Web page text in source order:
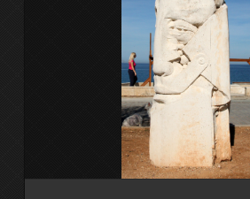
6ο Διεθνές συμπόσιο γλυπτικής
7ο Διεθνές συμπόσιο γλυπτικής
8ο Διεθνές συμπόσιο γλυπτικής
9ο Διεθνές συμπόσιο γλυπτικής